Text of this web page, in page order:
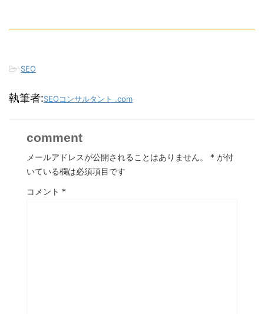
-SEO
執筆者:SEOコンサルタント .com
comment
メールアドレスが公開されることはありません。 * が付
いている欄は必須項目です
コメント *